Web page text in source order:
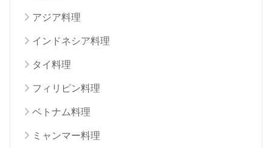
アジア料理
インドネシア料理
タイ料理
フィリピン料理
ベトナム料理
ミャンマー料理